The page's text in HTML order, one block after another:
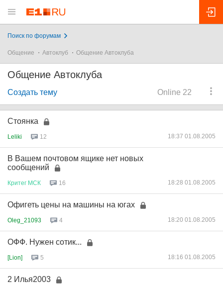
Поиск по форумам
Общение Автоклуб Общение Автоклуба
Общение Автоклуба
Online 22
Создать тему
Стоянка
Leliki 12 18:37 01.08.2005
В Вашем почтовом ящике нет новых
сообщений
Критег МСК 16 18:28 01.08.2005
Офигеть цены на машины на югах
Oleg_21093 4 18:20 01.08.2005
ОФФ. Нужен сотик...
[Lion] 5 18:16 01.08.2005
2 Илья2003